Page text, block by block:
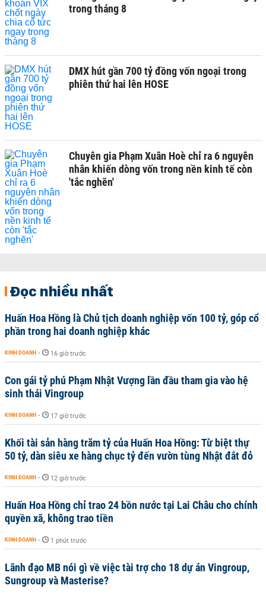
trong tháng 8
DMX hút gần 700 tỷ đồng vốn ngoại trong
phiên thứ hai lên HOSE
Chuyên gia Phạm Xuân Hoè chỉ ra 6 nguyên
nhân khiến dòng vốn trong nền kinh tế còn
'tắc nghẽn'
Đọc nhiều nhất
Huấn Hoa Hồng là Chủ tịch doanh nghiệp vốn 100 tỷ, góp cổ
phần trong hai doanh nghiệp khác
KINH DOANH - 16 giờ trước
Con gái tỷ phú Phạm Nhật Vượng lần đầu tham gia vào hệ
sinh thái Vingroup
KINH DOANH - 17 giờ trước
Khối tài sản hàng trăm tỷ của Huấn Hoa Hồng: Từ biệt thự
50 tỷ, dàn siêu xe hàng chục tỷ đến vườn tùng Nhật đắt đỏ
KINH DOANH - 12 giờ trước
Huấn Hoa Hồng chỉ trao 24 bồn nước tại Lai Châu cho chính
quyền xã, không trao tiền
KINH DOANH - 1 phút trước
Lãnh đạo MB nói gì về việc tài trợ cho 18 dự án Vingroup,
Sungroup và Masterise?